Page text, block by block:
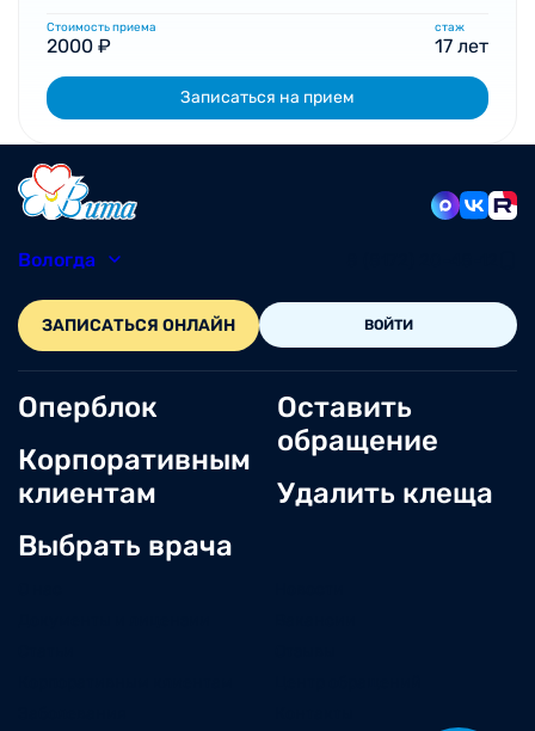
Стоимость приема
2000 ₽
стаж
17 лет
Записаться на прием
Вологда
ЗАПИСАТЬСЯ ОНЛАЙН ВОЙТИ
Оперблок
Корпоративным
клиентам
Выбрать врача
Оставить
обращение
Удалить клеща